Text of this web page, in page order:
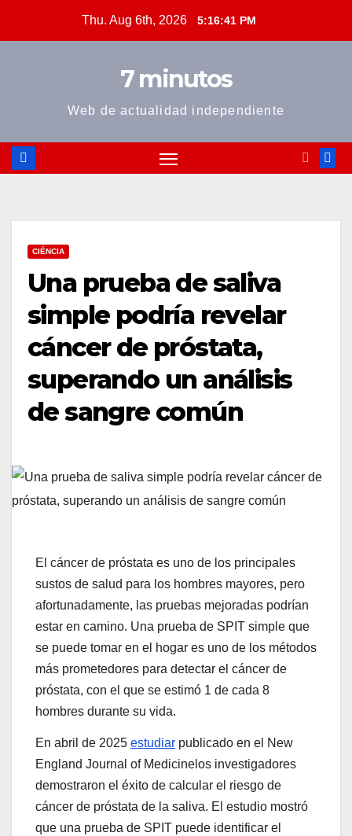
Thu. Aug 6th, 2026 5:16:41 PM
7 minutos
Web de actualidad independiente
CIÉNCIA
Una prueba de saliva
simple podría revelar
cáncer de próstata,
superando un análisis
de sangre común
El cáncer de próstata es uno de los principales
sustos de salud para los hombres mayores, pero
afortunadamente, las pruebas mejoradas podrían
estar en camino. Una prueba de SPIT simple que
se puede tomar en el hogar es uno de los métodos
más prometedores para detectar el cáncer de
próstata, con el que se estimó 1 de cada 8
hombres durante su vida.
En abril de 2025 estudiar publicado en el New
England Journal of Medicine los investigadores
demostraron el éxito de calcular el riesgo de
cáncer de próstata de la saliva. El estudio mostró
que una prueba de SPIT puede identificar el